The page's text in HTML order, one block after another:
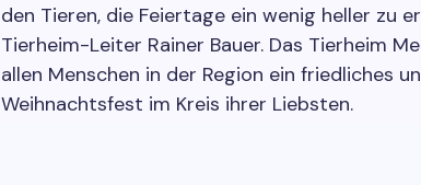
den Tieren, die Feiertage ein wenig heller zu
Tierheim-Leiter Rainer Bauer. Das Tierheim
allen Menschen in der Region ein friedliches
Weihnachtsfest im Kreis ihrer Liebsten.